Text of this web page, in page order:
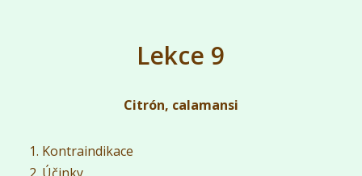
Lekce 9
Citrón, calamansi
Kontraindikace
Účinky